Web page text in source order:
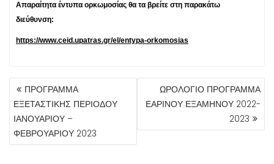
Απαραίτητα έντυπα ορκωμοσίας θα τα βρείτε στη παρακάτω
διεύθυνση:
https://www.ceid.upatras.gr/el/entypa-orkomosias
ΠΛΟΉΓΗΣΗ
ΆΡΘΡΩΝ
ΠΡΟΓΡΑΜΜΑ
ΕΞΕΤΑΣΤΙΚΗΣ ΠΕΡΙΟΔΟΥ
ΙΑΝΟΥΑΡΙΟΥ –
ΦΕΒΡΟΥΑΡΙΟΥ 2023
ΩΡΟΛΟΓΙΟ ΠΡΟΓΡΑΜΜΑ
ΕΑΡΙΝΟΥ ΕΞΑΜΗΝΟΥ 2022-
2023